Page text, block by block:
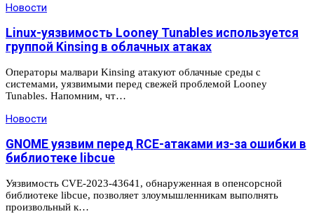
Новости
Linux-уязвимость Looney Tunables используется
группой Kinsing в облачных атаках
Операторы малвари Kinsing атакуют облачные среды с
системами, уязвимыми перед свежей проблемой Looney
Tunables. Напомним, чт…
Новости
GNOME уязвим перед RCE-атаками из-за ошибки в
библиотеке libcue
Уязвимость CVE-2023-43641, обнаруженная в опенсорсной
библиотеке libcue, позволяет злоумышленникам выполнять
произвольный к…